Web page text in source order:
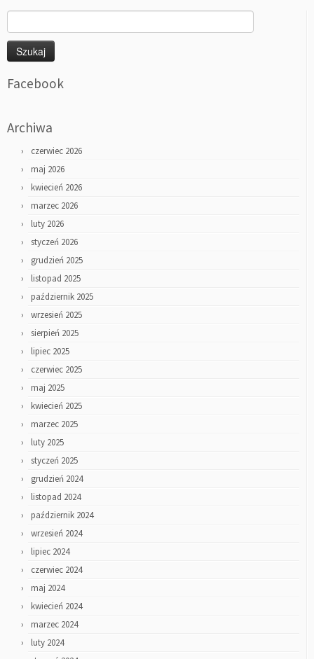
Facebook
Archiwa
czerwiec 2026
maj 2026
kwiecień 2026
marzec 2026
luty 2026
styczeń 2026
grudzień 2025
listopad 2025
październik 2025
wrzesień 2025
sierpień 2025
lipiec 2025
czerwiec 2025
maj 2025
kwiecień 2025
marzec 2025
luty 2025
styczeń 2025
grudzień 2024
listopad 2024
październik 2024
wrzesień 2024
lipiec 2024
czerwiec 2024
maj 2024
kwiecień 2024
marzec 2024
luty 2024